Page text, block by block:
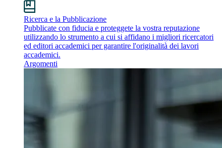
Ricerca e la Pubblicazione
Pubblicate con fiducia e proteggete la vostra reputazione
utilizzando lo strumento a cui si affidano i migliori ricercatori
ed editori accademici per garantire l'originalità dei lavori
accademici.
Argomenti